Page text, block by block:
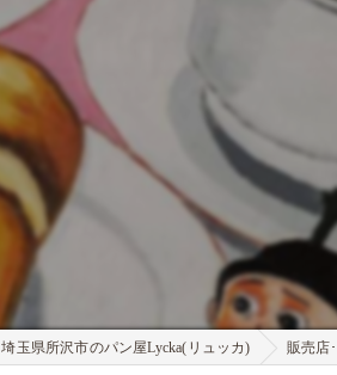
埼玉県所沢市のパン屋Lycka(リュッカ) 販売店